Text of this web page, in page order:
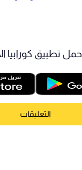
حمل تطبيق كورابيا
التعليقات